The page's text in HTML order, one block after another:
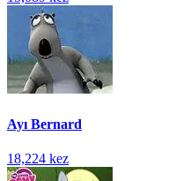
Ayı Bernard
18,224 kez